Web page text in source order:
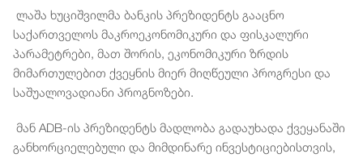
ლაშა ხუციშვილმა ბანკის პრეზიდენტს გააცნო
საქართველოს მაკროეკონომიკური და ფისკალური
პარამეტრები, მათ შორის, ეკონომიკური ზრდის
მიმართულებით ქვეყნის მიერ მიღწეული პროგრესი და
საშუალოვადიანი პროგნოზები.
მან ADB-ის პრეზიდენტს მადლობა გადაუხადა ქვეყანაში
განხორციელებული და მიმდინარე ინვესტიციებისთვის,